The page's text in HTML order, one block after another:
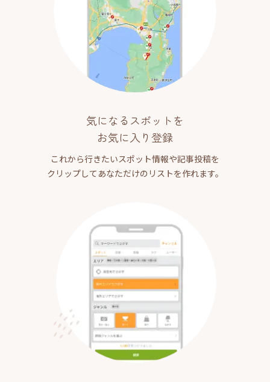
気になるスポットを
お気に入り登録
これから行きたいスポット情報や記事投稿を
クリップしてあなただけのリストを作れます。